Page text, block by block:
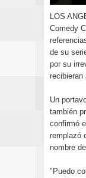
LOS
Comedy
de su
por su
recibieran
Un
también
confirmó
remplazó
nombre
"Puedo